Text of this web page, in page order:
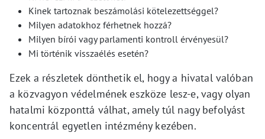
Kinek tartoznak beszámolási kötelezettséggel?
Milyen adatokhoz férhetnek hozzá?
Milyen bírói vagy parlamenti kontroll érvényesül?
Mi történik visszaélés esetén?
Ezek a részletek dönthetik el, hogy a hivatal valóban
a közvagyon védelmének eszköze lesz-e, vagy olyan
hatalmi központtá válhat, amely túl nagy befolyást
koncentrál egyetlen intézmény kezében.